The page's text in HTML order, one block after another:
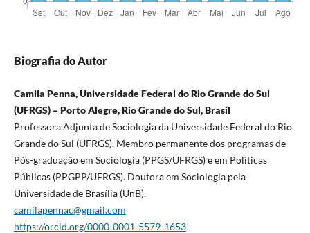
Biografia do Autor
Camila Penna, Universidade Federal do Rio Grande do Sul
(UFRGS) – Porto Alegre, Rio Grande do Sul, Brasil
Professora Adjunta de Sociologia da Universidade Federal do Rio
Grande do Sul (UFRGS). Membro permanente dos programas de
Pós-graduação em Sociologia (PPGS/UFRGS) e em Políticas
Públicas (PPGPP/UFRGS). Doutora em Sociologia pela
Universidade de Brasília (UnB).
camilapennac@gmail.com
https://orcid.org/0000-0001-5579-1653